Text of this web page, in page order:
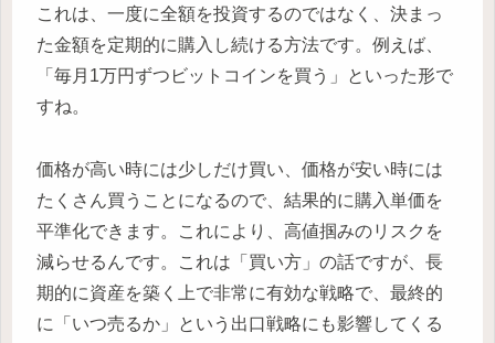
これは、一度に全額を投資するのではなく、決まっ
た金額を定期的に購入し続ける方法です。例えば、
「毎月1万円ずつビットコインを買う」といった形で
すね。
価格が高い時には少しだけ買い、価格が安い時には
たくさん買うことになるので、結果的に購入単価を
平準化できます。これにより、高値掴みのリスクを
減らせるんです。これは「買い方」の話ですが、長
期的に資産を築く上で非常に有効な戦略で、最終的
に「いつ売るか」という出口戦略にも影響してくる